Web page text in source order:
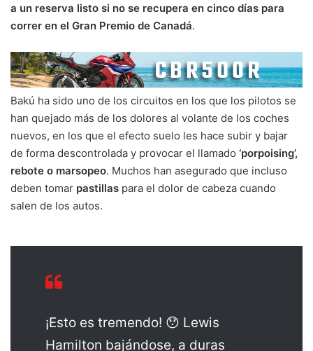
a un reserva listo si no se recupera en cinco días para
correr en el Gran Premio de Canadá.
Bakú ha sido uno de los circuitos en los que los pilotos se
han quejado más de los dolores al volante de los coches
nuevos, en los que el efecto suelo les hace subir y bajar
de forma descontrolada y provocar el llamado ‘porpoising’,
rebote o marsopeo. Muchos han asegurado que incluso
deben tomar pastillas para el dolor de cabeza cuando
salen de los autos.
¡Esto es tremendo! 😯 Lewis
Hamilton bajándose, a duras